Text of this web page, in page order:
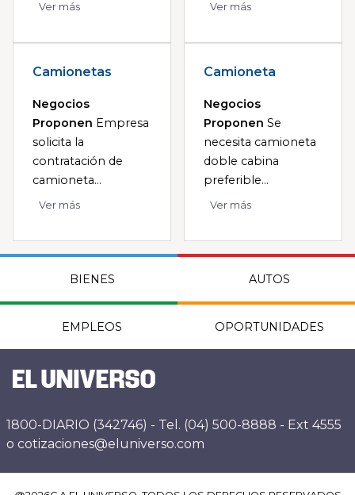
Ver más Ver más
Camionetas
Negocios
Proponen Empresa
solicita la
contratación de
camioneta...
Ver más
Camioneta
Negocios
Proponen Se
necesita camioneta
doble cabina
preferible...
Ver más
BIENES AUTOS
EMPLEOS OPORTUNIDADES
1800-DIARIO (342746) - Tel. (04) 500-8888 - Ext 4555
o cotizaciones@eluniverso.com